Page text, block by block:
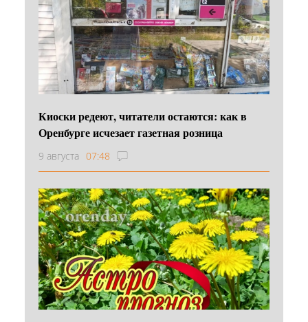
Киоски редеют, читатели остаются: как в
Оренбурге исчезает газетная розница
9 августа 07:48